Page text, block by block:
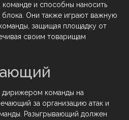
и способны наносить
Они также играют важную
защищая площадку от
своим товарищам
дирижером команды на
за организацию атак и
Разыгрывающий должен